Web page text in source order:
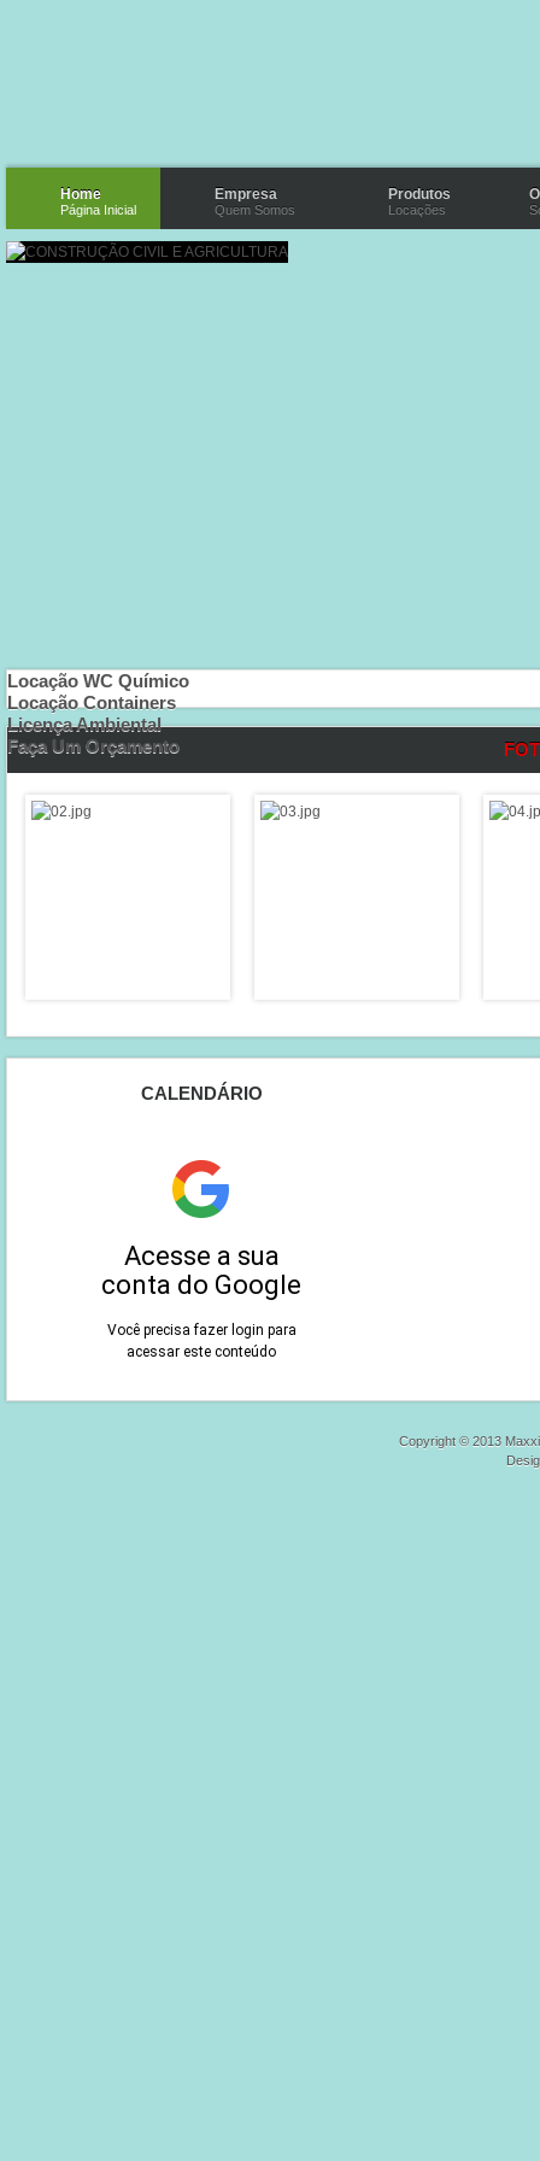
Home
Página Inicial
Empresa
Quem Somos
Produtos
Locações
Locação WC Químico
Locação Containers
Licença Ambiental
Faça Um Orçamento
CALENDÁRIO
Copyright © 2013